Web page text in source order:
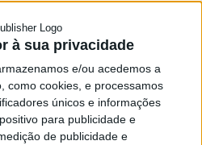
à sua privacidade
e/ou acedemos a
como cookies, e processamos
únicos e informações
para publicidade e
de publicidade e
Local.
oPSDvenceu em
votos, com uma lista
Jesus que acabaria por
de 2022, na